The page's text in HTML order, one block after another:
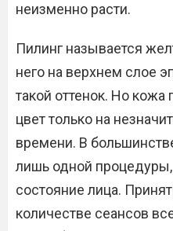
неизменно расти.
Пилинг называется
него на верхнем слое
такой оттенок. Но
цвет только на
времени. В
лишь одной
состояние лица.
количестве сеансов